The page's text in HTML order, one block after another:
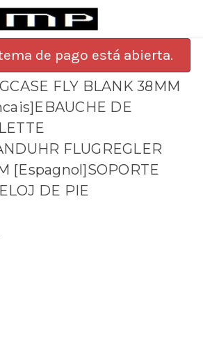
de pago está abierta.
FLY BLANK 38MM
DE
FLUGREGLER
[Espagnol]SOPORTE
DE PIE